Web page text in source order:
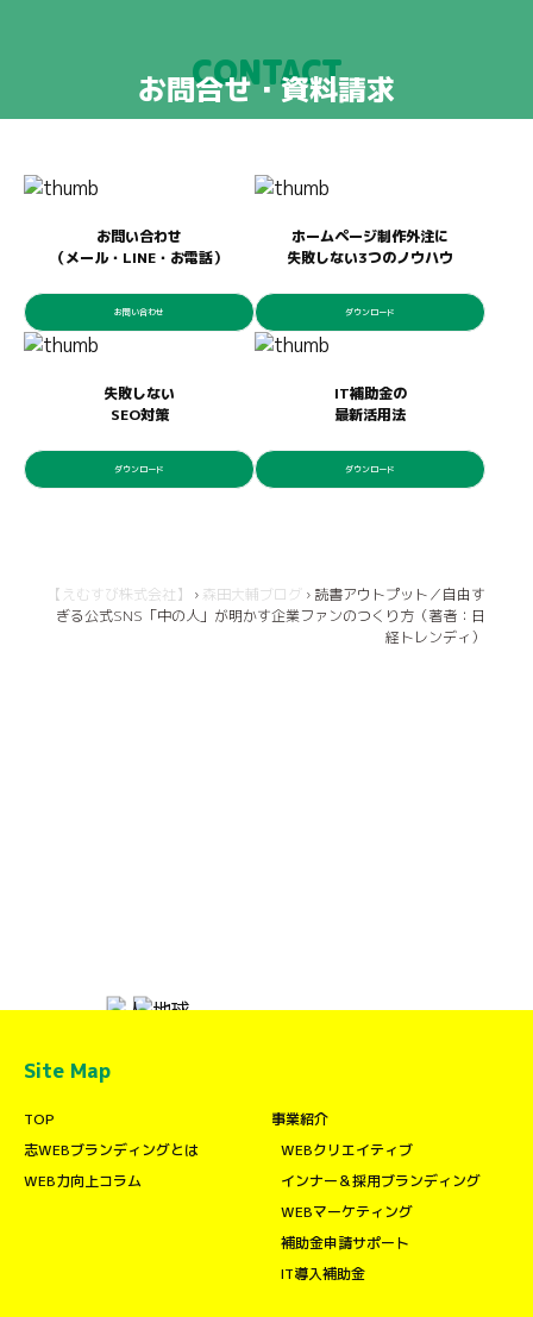
CONTACT
お問合せ・資料請求
お問い合わせ
（メール・LINE・お電話）
お問い合わせ
ホームページ制作外注に
失敗しない3つのノウハウ
ダウンロード
失敗しない
SEO対策
ダウンロード
IT補助金の
最新活用法
ダウンロード
【えむすび株式会社】 › 森田大輔ブログ › 読書アウトプット／自由す
ぎる公式SNS「中の人」が明かす企業ファンのつくり方（著者：日
経トレンディ）
Site Map
TOP
志WEBブランディングとは
WEB力向上コラム
事業紹介
WEBクリエイティブ
インナー＆採用ブランディング
WEBマーケティング
補助金申請サポート
IT導入補助金